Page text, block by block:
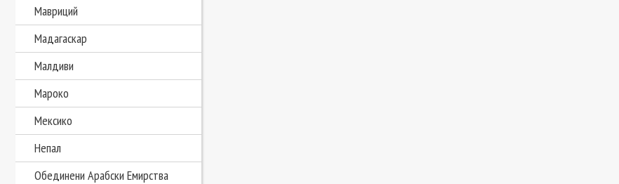
Мавриций
Мадагаскар
Малдиви
Мароко
Мексико
Непал
Обединени Арабски Емирства